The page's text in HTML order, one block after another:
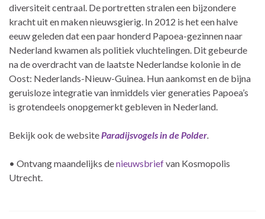
diversiteit centraal. De portretten stralen een bijzondere
kracht uit en maken nieuwsgierig. In 2012 is het een halve
eeuw geleden dat een paar honderd Papoea-gezinnen naar
Nederland kwamen als politiek vluchtelingen. Dit gebeurde
na de overdracht van de laatste Nederlandse kolonie in de
Oost: Nederlands-Nieuw-Guinea. Hun aankomst en de bijna
geruisloze integratie van inmiddels vier generaties Papoea’s
is grotendeels onopgemerkt gebleven in Nederland.
Bekijk ook de websiteParadijsvogels in de Polder.
• Ontvang maandelijks denieuwsbriefvan Kosmopolis
Utrecht.